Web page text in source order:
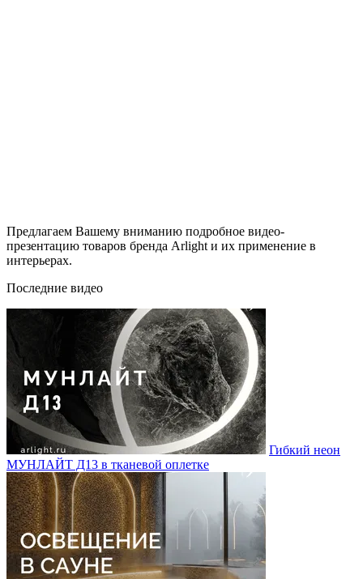
Предлагаем Вашему вниманию подробное видео-
презентацию товаров бренда Arlight и их применение в
интерьерах.
Последние видео
Гибкий неон
МУНЛАЙТ Д13 в тканевой оплетке